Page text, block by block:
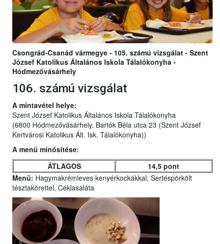
Csongrád-Csanád vármegye - 105. számú vizsgálat - Szent
József Katolikus Általános Iskola Tálalókonyha -
Hódmezővásárhely
106. számú vizsgálat
A mintavétel helye:
Szent József Katolikus Általános Iskola Tálalókonyha
(6800 Hódmezővásárhely, Bartók Béla utca 23 (Szent József
Kertvárosi Katolikus Ált. Isk. Tálalókonyha))
A menü minősítése:
ÁTLAGOS
14,5 pont
Menü: Hagymakrémleves kenyérkockákkal, Sertéspörkölt
tésztakörettel, Céklasaláta